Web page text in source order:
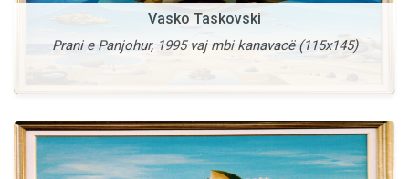
Vasko Taskovski
Prani e Panjohur, 1995 vaj mbi kanavacë (115x145)